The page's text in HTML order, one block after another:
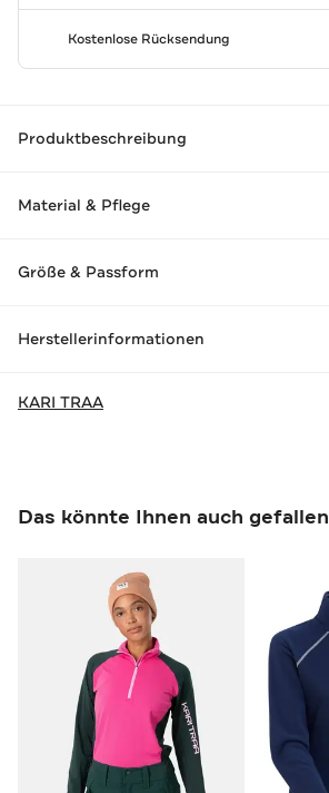
Kostenlose Rücksendung
Produktbeschreibung
Material & Pflege
Größe & Passform
Herstellerinformationen
KARI TRAA
Das könnte Ihnen auch gefallen